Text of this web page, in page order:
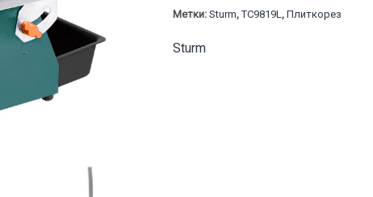
Метки: Sturm,TC9819L , Плиткорез
Sturm